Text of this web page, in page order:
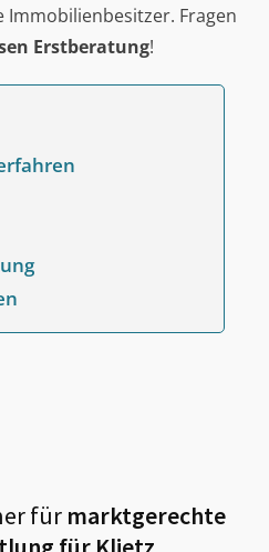
Fragen
Erstberatung!
fürmarktgerechte